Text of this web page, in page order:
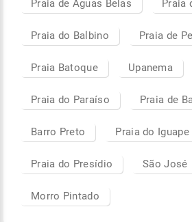
Praia de Águas Belas Praia
Praia do Balbino Praia de
Praia Batoque Upanema
Praia do Paraíso Praia de
Barro Preto Praia do Iguape
Praia do Presídio São José
Morro Pintado